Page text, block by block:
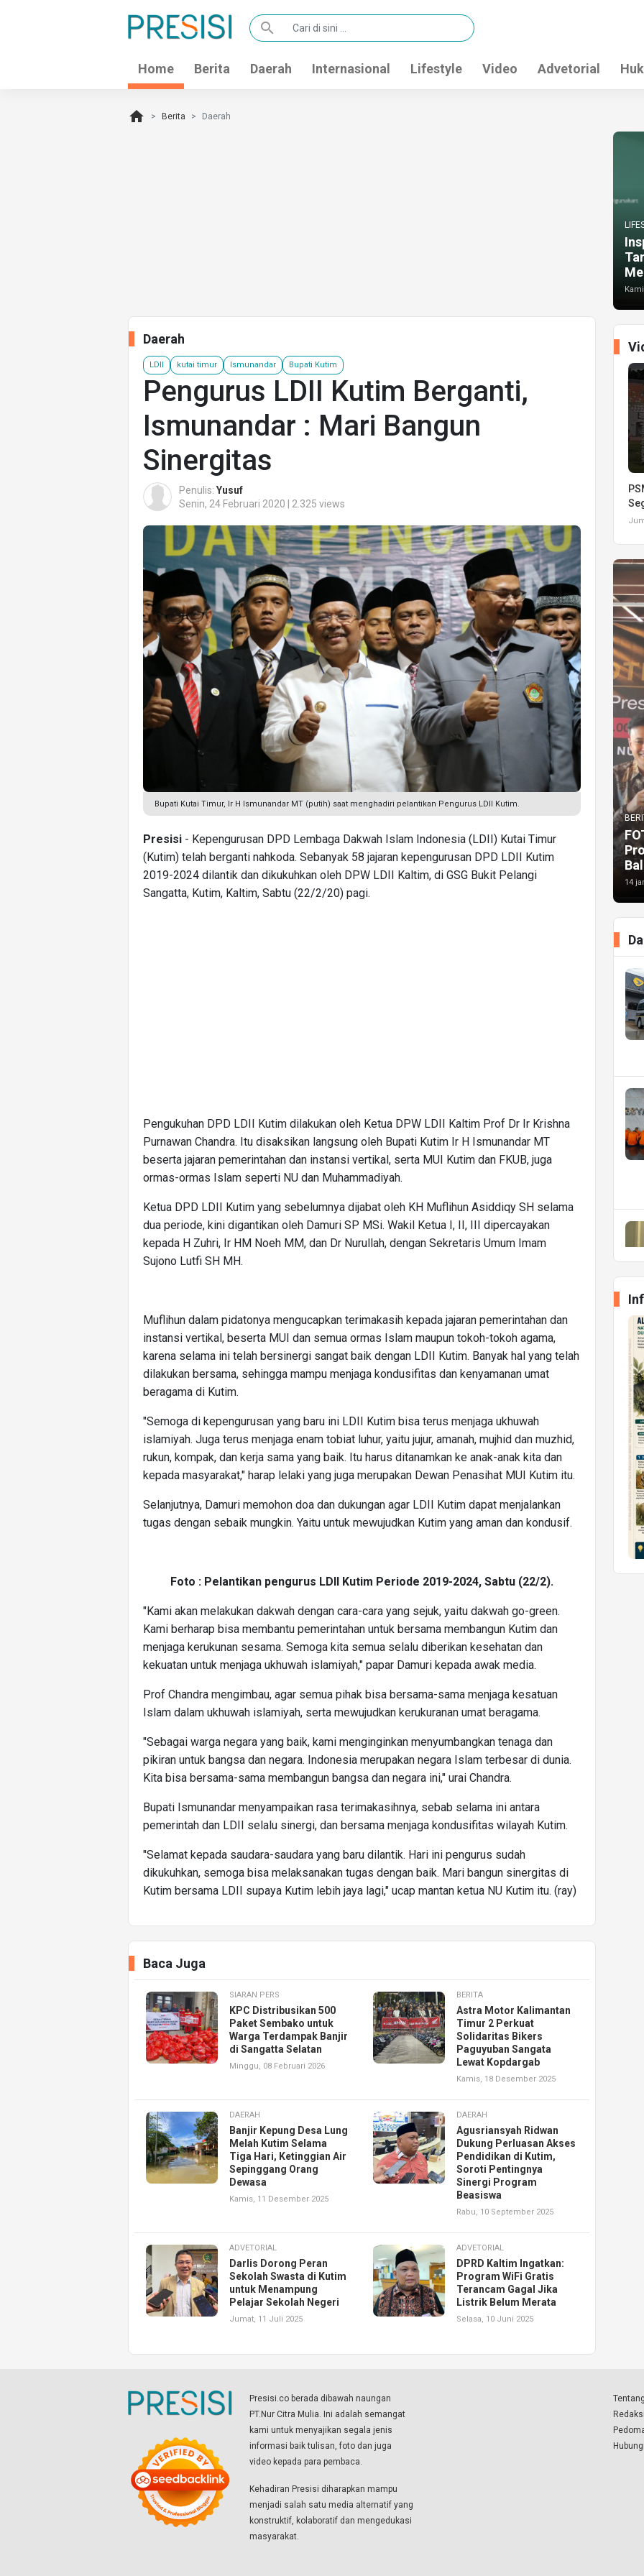
search
Home Berita Daerah Internasional Lifestyle Video Advetorial
home Berita Daerah
Daerah
LDII kutai timur Ismunandar Bupati Kutim
Pengurus LDII Kutim Berganti,
Ismunandar : Mari Bangun
Sinergitas
Penulis: Yusuf
Senin, 24 Februari 2020 | 2.325 views
Bupati Kutai Timur, Ir H Ismunandar MT (putih) saat menghadiri pelantikan Pengurus LDII Kutim.
Presisi - Kepengurusan DPD Lembaga Dakwah Islam Indonesia (LDII) Kutai Timur
(Kutim) telah berganti nahkoda. Sebanyak 58 jajaran kepengurusan DPD LDII Kutim
2019-2024 dilantik dan dikukuhkan oleh DPW LDII Kaltim, di GSG Bukit Pelangi
Sangatta, Kutim, Kaltim, Sabtu (22/2/20) pagi.
Pengukuhan DPD LDII Kutim dilakukan oleh Ketua DPW LDII Kaltim Prof Dr Ir Krishna
Purnawan Chandra. Itu disaksikan langsung oleh Bupati Kutim Ir H Ismunandar MT
beserta jajaran pemerintahan dan instansi vertikal, serta MUI Kutim dan FKUB, juga
ormas-ormas Islam seperti NU dan Muhammadiyah.
Ketua DPD LDII Kutim yang sebelumnya dijabat oleh KH Muflihun Asiddiqy SH selama
dua periode, kini digantikan oleh Damuri SP MSi. Wakil Ketua I, II, III dipercayakan
kepada H Zuhri, Ir HM Noeh MM, dan Dr Nurullah, dengan Sekretaris Umum Imam
Sujono Lutfi SH MH.
Muflihun dalam pidatonya mengucapkan terimakasih kepada jajaran pemerintahan dan
instansi vertikal, beserta MUI dan semua ormas Islam maupun tokoh-tokoh agama,
karena selama ini telah bersinergi sangat baik dengan LDII Kutim. Banyak hal yang telah
dilakukan bersama, sehingga mampu menjaga kondusifitas dan kenyamanan umat
beragama di Kutim.
"Semoga di kepengurusan yang baru ini LDII Kutim bisa terus menjaga ukhuwah
islamiyah. Juga terus menjaga enam tobiat luhur, yaitu jujur, amanah, mujhid dan muzhid,
rukun, kompak, dan kerja sama yang baik. Itu harus ditanamkan ke anak-anak kita dan
kepada masyarakat," harap lelaki yang juga merupakan Dewan Penasihat MUI Kutim itu.
Selanjutnya, Damuri memohon doa dan dukungan agar LDII Kutim dapat menjalankan
tugas dengan sebaik mungkin. Yaitu untuk mewujudkan Kutim yang aman dan kondusif.
Foto : Pelantikan pengurus LDII Kutim Periode 2019-2024, Sabtu (22/2).
"Kami akan melakukan dakwah dengan cara-cara yang sejuk, yaitu dakwah go-green.
Kami berharap bisa membantu pemerintahan untuk bersama membangun Kutim dan
menjaga kerukunan sesama. Semoga kita semua selalu diberikan kesehatan dan
kekuatan untuk menjaga ukhuwah islamiyah," papar Damuri kepada awak media.
Prof Chandra mengimbau, agar semua pihak bisa bersama-sama menjaga kesatuan
Islam dalam ukhuwah islamiyah, serta mewujudkan kerukuranan umat beragama.
"Sebagai warga negara yang baik, kami menginginkan menyumbangkan tenaga dan
pikiran untuk bangsa dan negara. Indonesia merupakan negara Islam terbesar di dunia.
Kita bisa bersama-sama membangun bangsa dan negara ini," urai Chandra.
Bupati Ismunandar menyampaikan rasa terimakasihnya, sebab selama ini antara
pemerintah dan LDII selalu sinergi, dan bersama menjaga kondusifitas wilayah Kutim.
"Selamat kepada saudara-saudara yang baru dilantik. Hari ini pengurus sudah
dikukuhkan, semoga bisa melaksanakan tugas dengan baik. Mari bangun sinergitas di
Kutim bersama LDII supaya Kutim lebih jaya lagi," ucap mantan ketua NU Kutim itu. (ray)
Baca Juga
SIARAN PERS
KPC Distribusikan 500
Paket Sembako untuk
Warga Terdampak Banjir
di Sangatta Selatan
Minggu, 08 Februari 2026
BERITA
Astra Motor Kalimantan
Timur 2 Perkuat
Solidaritas Bikers
Paguyuban Sangata
Lewat Kopdargab
Kamis, 18 Desember 2025
DAERAH
Banjir Kepung Desa Lung
Melah Kutim Selama
Tiga Hari, Ketinggian Air
Sepinggang Orang
Dewasa
Kamis, 11 Desember 2025
DAERAH
Agusriansyah Ridwan
Dukung Perluasan Akses
Pendidikan di Kutim,
Soroti Pentingnya
Sinergi Program
Beasiswa
Rabu, 10 September 2025
ADVETORIAL
Darlis Dorong Peran
Sekolah Swasta di Kutim
untuk Menampung
Pelajar Sekolah Negeri
Jumat, 11 Juli 2025
ADVETORIAL
DPRD Kaltim Ingatkan:
Program WiFi Gratis
Terancam Gagal Jika
Listrik Belum Merata
Selasa, 10 Juni 2025
14
Presisi.co berada dibawah naungan
PT.Nur Citra Mulia. Ini adalah semangat
kami untuk menyajikan segala jenis
informasi baik tulisan, foto dan juga
video kepada para pembaca.
Kehadiran Presisi diharapkan mampu
menjadi salah satu media alternatif yang
konstruktif, kolaboratif dan mengedukasi
masyarakat.
Redaksi